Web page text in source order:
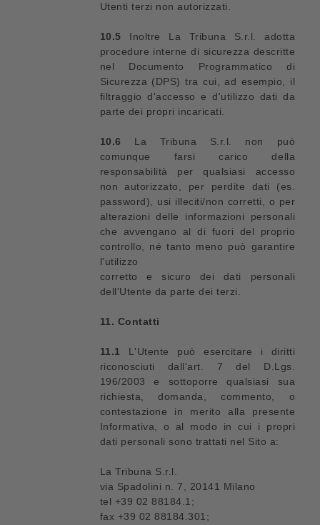
Utenti terzi non autorizzati.
10.5 Inoltre La Tribuna S.r.l. adotta
procedure interne di sicurezza descritte
nel Documento Programmatico di
Sicurezza (DPS) tra cui, ad esempio, il
filtraggio d'accesso e d'utilizzo dati da
parte dei propri incaricati.
10.6 La Tribuna S.r.l. non può
comunque farsi carico della
responsabilità per qualsiasi accesso
non autorizzato, per perdite dati (es.
password), usi illeciti/non corretti, o per
alterazioni delle informazioni personali
che avvengano al di fuori del proprio
controllo, né tanto meno può garantire
l'utilizzo
corretto e sicuro dei dati personali
dell'Utente da parte dei terzi.
11. Contatti
11.1 L'Utente può esercitare i diritti
riconosciuti dall'art. 7 del D.Lgs.
196/2003 e sottoporre qualsiasi sua
richiesta, domanda, commento, o
contestazione in merito alla presente
Informativa, o al modo in cui i propri
dati personali sono trattati nel Sito a:
La Tribuna S.r.l.
via Spadolini n. 7, 20141 Milano
tel +39 02 88184.1;
fax +39 02 88184.301;